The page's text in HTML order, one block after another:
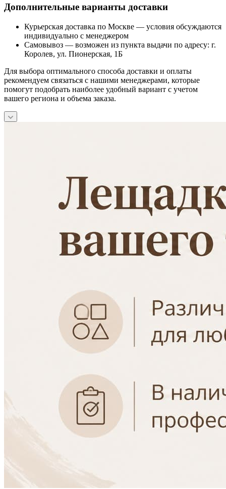
Дополнительные варианты доставки
Курьерская доставка по Москве — условия обсуждаются
индивидуально с менеджером
Самовывоз — возможен из пункта выдачи по адресу: г.
Королев, ул. Пионерская, 1Б
Для выбора оптимального способа доставки и оплаты
рекомендуем связаться с нашими менеджерами, которые
помогут подобрать наиболее удобный вариант с учетом
вашего региона и объема заказа.